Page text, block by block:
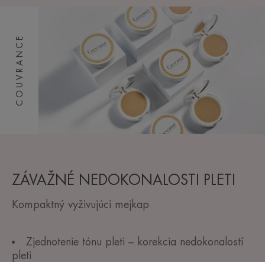
COUVRANCE
ZÁVAŽNÉ NEDOKONALOSTI PLETI
Kompaktný vyživujúci mejkap
Zjednotenie tónu pleti – korekcia nedokonalostí
pleti